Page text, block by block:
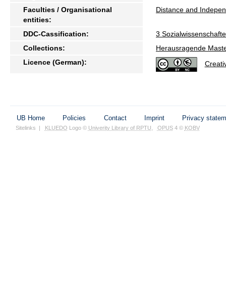
Faculties / Organisational
entities:
Distance and
DDC-Cassification:
3
Collections:
Herausragende
Licence (German):
UB Home Policies Contact Imprint Privacy
Sitelinks | KLUEDO Logo © Univerity Library of RPTU OPUS4 © KOBV